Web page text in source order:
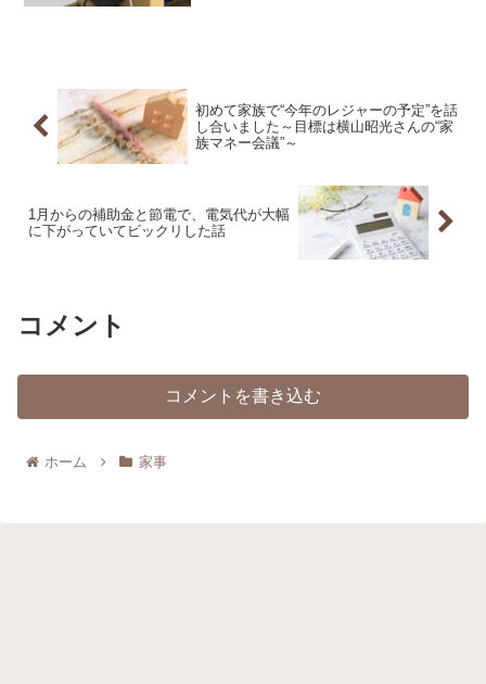
初めて家族で“今年のレジャーの予定”を話
し合いました～目標は横山昭光さんの“家
族マネー会議”～
1月からの補助金と節電で、電気代が大幅
に下がっていてビックリした話
コメント
コメントを書き込む
ホーム 家事